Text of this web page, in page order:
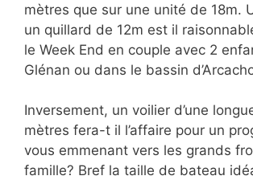
mètres que sur une unité de 18m.
un quillard de 12m est il
le Week End en couple avec 2
Glénan ou dans le bassin
Inversement, un voilier d’une
mètres fera-t il l’affaire pour un
vous emmenant vers les grands
famille? Bref la taille de bateau